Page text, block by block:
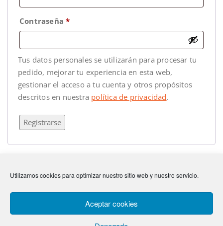
Utilizamos cookies para optimizar nuestro sitio web y nuestro servicio.
Aceptar cookies
Contraseña*
Tus datos personales se utilizarán para procesar tu
pedido, mejorar tu experiencia en esta web,
gestionar el acceso a tu cuenta y otros propósitos
descritos en nuestra política de privacidad.
Registrarse
Siguiente
Holy water